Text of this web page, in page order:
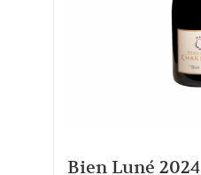
Bien Luné 2024